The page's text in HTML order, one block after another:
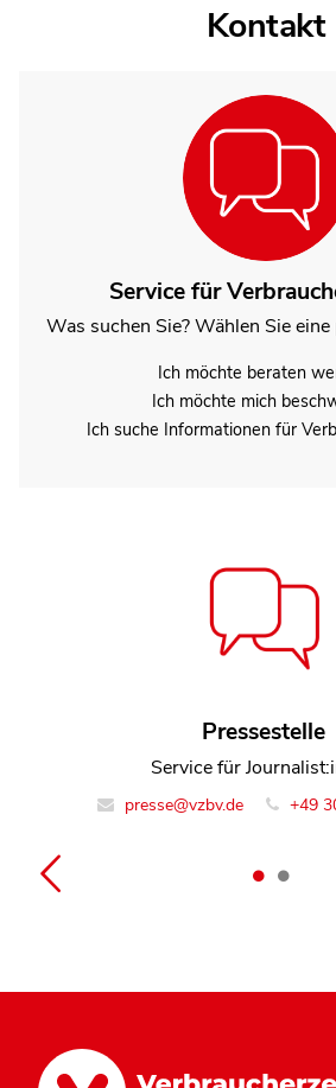
Kontakt
Service für
Was suchen Sie? Wählen Sie
Ich möchte beraten
Ich möchte mich
Ich suche Informationen für
Pressestelle
Service für
presse@vzbv.de +49
Marie Barz
Referentin Team
info@vzbv.de +49